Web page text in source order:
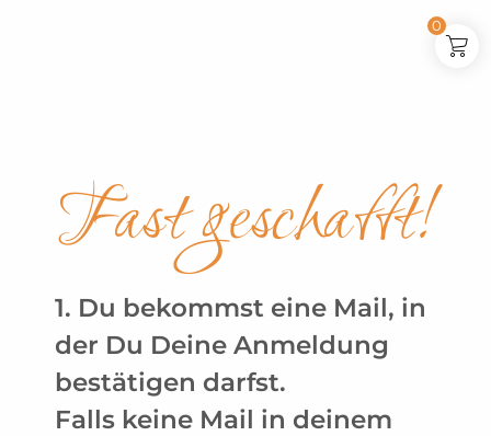
0
Fast geschafft!
1. Du bekommst eine Mail, in
der Du Deine Anmeldung
bestätigen darfst.
Falls keine Mail in deinem